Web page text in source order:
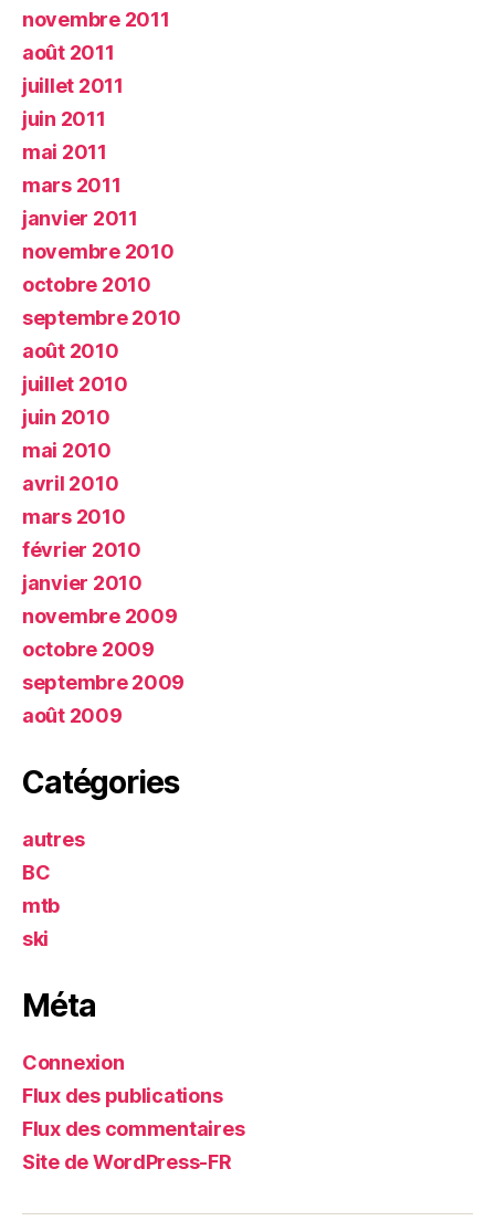
novembre 2011
août 2011
juillet 2011
juin 2011
mai 2011
mars 2011
janvier 2011
novembre 2010
octobre 2010
septembre 2010
août 2010
juillet 2010
juin 2010
mai 2010
avril 2010
mars 2010
février 2010
janvier 2010
novembre 2009
octobre 2009
septembre 2009
août 2009
Catégories
autres
BC
mtb
ski
Méta
Connexion
Flux des publications
Flux des commentaires
Site de WordPress-FR